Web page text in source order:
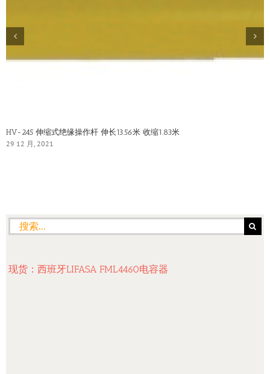
HV-245 伸缩式绝缘操作杆 伸长13.56米 收缩1.83米
29 12 月, 2021
搜
索：
现货：西班牙LIFASA FML4460电容器